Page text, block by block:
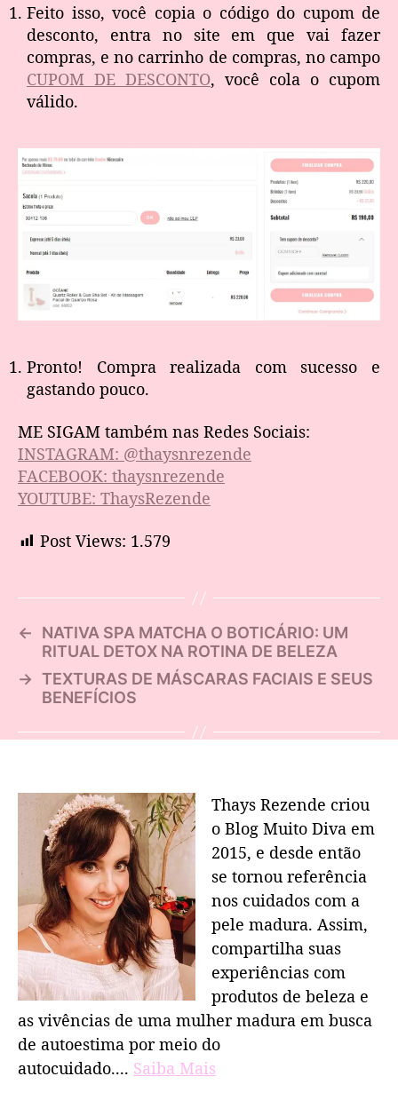
Feito isso, você copia o código do cupom de
desconto, entra no site em que vai fazer
compras, e no carrinho de compras, no campo
CUPOM DE DESCONTO, você cola o cupom
válido.
Pronto! Compra realizada com sucesso e
gastando pouco.
ME SIGAM também nas Redes Sociais:
INSTAGRAM: @thaysnrezende
FACEBOOK: thaysnrezende
YOUTUBE: ThaysRezende
Post Views: 1.579
←
NATIVA SPA MATCHA O BOTICÁRIO: UM
RITUAL DETOX NA ROTINA DE BELEZA
→ TEXTURAS DE MÁSCARAS FACIAIS E SEUS
BENEFÍCIOS
Thays Rezende criou
o Blog Muito Diva em
2015, e desde então
se tornou referência
nos cuidados com a
pele madura. Assim,
compartilha suas
experiências com
produtos de beleza e
as vivências de uma mulher madura em busca
de autoestima por meio do
autocuidado.... Saiba Mais